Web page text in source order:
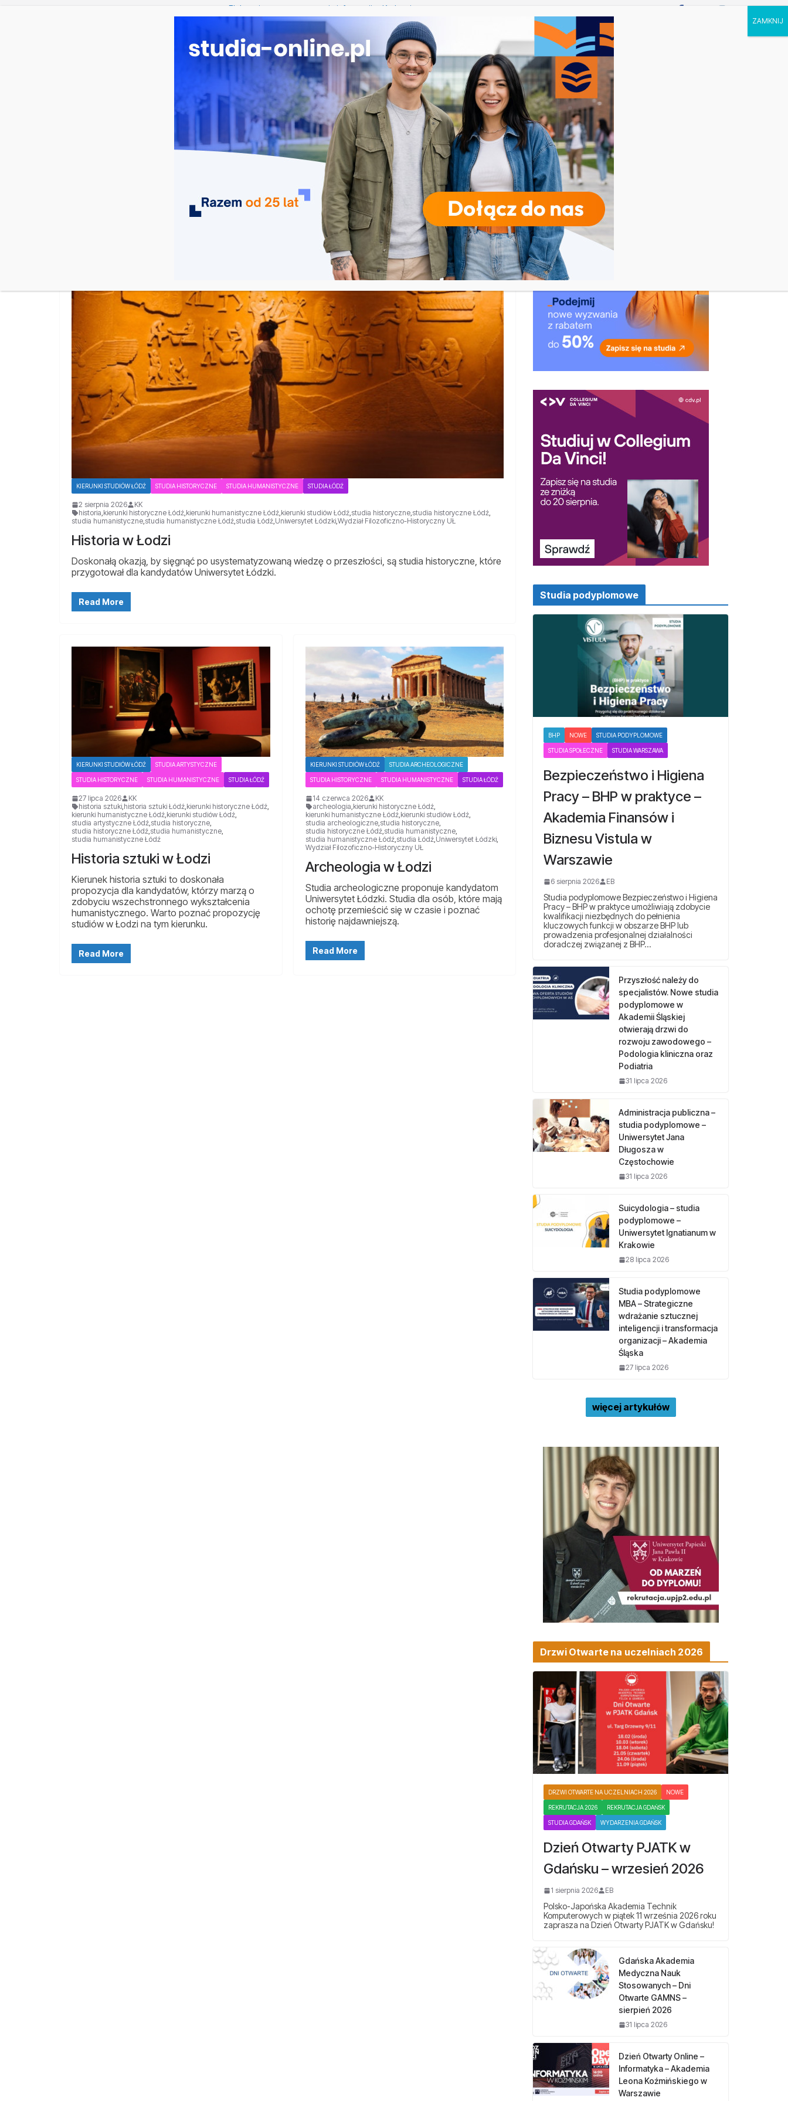
Prawo w Łomży
Pedagogika przedszkolna i wczesnoszkolna w Skierniewicach
Kosmetologia w Opolu
Logistyka – studia inżynierskie na Uniwersytecie Szczecińskim
UCZELNIE KIERUNKI RODZAJE STUDIÓW REKRUTACJA DRZWI OTWARTE TOP STUDIA KALENDARZ
kierunki historyczne Łódź
KIERUNKI STUDIÓW ŁÓDŹ STUDIA HISTORYCZNE STUDIA HUMANISTYCZNE STUDIA ŁÓDŹ
2 sierpnia 2026
KK
historia kierunki historyczne Łódź kierunki humanistyczne Łódź kierunki studiów Łódź studia historyczne studia historyczne Łódź
studia humanistyczne studia humanistyczne Łódź studia Łódź Uniwersytet Łódzki Wydział Filozoficzno-Historyczny UŁ
Historia w Łodzi
Doskonałą okazją, by sięgnąć po usystematyzowaną wiedzę o przeszłości, są studia historyczne, które
przygotował dla kandydatów Uniwersytet Łódzki.
Read More
KIERUNKI STUDIÓW ŁÓDŹ STUDIA ARTYSTYCZNE
STUDIA HISTORYCZNE STUDIA HUMANISTYCZNE STUDIA ŁÓDŹ
27 lipca 2026
KK
historia sztuki,historia sztuki Łódź,kierunki historyczne Łódź,
kierunki humanistyczne Łódź,kierunki studiów Łódź,
studia artystyczne Łódź,studia historyczne,
studia historyczne Łódź,studia humanistyczne,
studia humanistyczne Łódź
Historia sztuki w Łodzi
Kierunek historia sztuki to doskonała
propozycja dla kandydatów, którzy marzą o
zdobyciu wszechstronnego wykształcenia
humanistycznego. Warto poznać propozycję
studiów w Łodzi na tym kierunku.
Read More
KIERUNKI STUDIÓW ŁÓDŹ STUDIA ARCHEOLOGICZNE
STUDIA HISTORYCZNE STUDIA HUMANISTYCZNE STUDIA ŁÓDŹ
14 czerwca 2026
KK
archeologia,kierunki historyczne Łódź,
kierunki humanistyczne Łódź,kierunki studiów Łódź,
studia archeologiczne,studia historyczne,
studia historyczne Łódź,studia humanistyczne,
studia humanistyczne Łódź,studia Łódź,Uniwersytet Łódzki,
Wydział Filozoficzno-Historyczny UŁ
Archeologia w Łodzi
Studia archeologiczne proponuje kandydatom
Uniwersytet Łódzki. Studia dla osób, które mają
ochotę przemieścić się w czasie i poznać
historię najdawniejszą.
Read More
Studia podyplomowe
BHP NOWE STUDIA PODYPLOMOWE
STUDIA SPOŁECZNE STUDIA WARSZAWA
Bezpieczeństwo i Higiena
Pracy – BHP w praktyce –
Akademia Finansów i
Biznesu Vistula w
Warszawie
6 sierpnia 2026 EB
Studia podyplomowe Bezpieczeństwo i Higiena
Pracy – BHP w praktyce umożliwiają zdobycie
kwalifikacji niezbędnych do pełnienia
kluczowych funkcji w obszarze BHP lub
prowadzenia profesjonalnej działalności
doradczej związanej z BHP…
Przyszłość należy do
specjalistów. Nowe studia
podyplomowe w
Akademii Śląskiej
otwierają drzwi do
rozwoju zawodowego –
Podologia kliniczna oraz
Podiatria
31 lipca 2026
Administracja publiczna –
studia podyplomowe –
Uniwersytet Jana
Długosza w
Częstochowie
31 lipca 2026
Suicydologia – studia
podyplomowe –
Uniwersytet Ignatianum w
Krakowie
28 lipca 2026
Studia podyplomowe
MBA – Strategiczne
wdrażanie sztucznej
inteligencji i transformacja
organizacji – Akademia
Śląska
27 lipca 2026
więcej artykułów
Drzwi Otwarte na uczelniach 2026
DRZWI OTWARTE NA UCZELNIACH 2026 NOWE
REKRUTACJA 2026 REKRUTACJA GDAŃSK
STUDIA GDAŃSK WYDARZENIA GDAŃSK
Dzień Otwarty PJATK w
Gdańsku – wrzesień 2026
1 sierpnia 2026 EB
Polsko-Japońska Akademia Technik
Komputerowych w piątek 11 września 2026 roku
zaprasza na Dzień Otwarty PJATK w Gdańsku!
Gdańska Akademia
Medyczna Nauk
Stosowanych – Dni
Otwarte GAMNS –
sierpień 2026
31 lipca 2026
Dzień Otwarty Online –
Informatyka – Akademia
Leona Koźmińskiego w
Warszawie